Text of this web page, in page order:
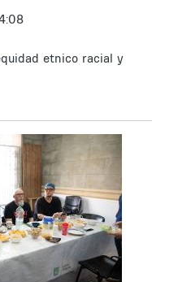
etnico racial y